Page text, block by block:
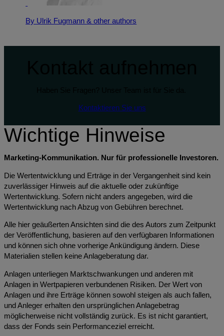
By Ulrik Fugmann& other authors
Kontaktieren Sie uns
Wichtige Hinweise
Marketing-Kommunikation. Nur für professionelle Investoren.
Die Wertentwicklung und Erträge in der Vergangenheit sind kein
zuverlässiger Hinweis auf die aktuelle oder zukünftige
Wertentwicklung. Sofern nicht anders angegeben, wird die
Wertentwicklung nach Abzug von Gebühren berechnet.
Alle hier geäußerten Ansichten sind die des Autors zum Zeitpunkt
der Veröffentlichung, basieren auf den verfügbaren Informationen
und können sich ohne vorherige Ankündigung ändern. Diese
Materialien stellen keine Anlageberatung dar.
Anlagen unterliegen Marktschwankungen und anderen mit
Anlagen in Wertpapieren verbundenen Risiken. Der Wert von
Anlagen und ihre Erträge können sowohl steigen als auch fallen,
und Anleger erhalten den ursprünglichen Anlagebetrag
möglicherweise nicht vollständig zurück. Es ist nicht garantiert,
dass der Fonds sein Performanceziel erreicht.